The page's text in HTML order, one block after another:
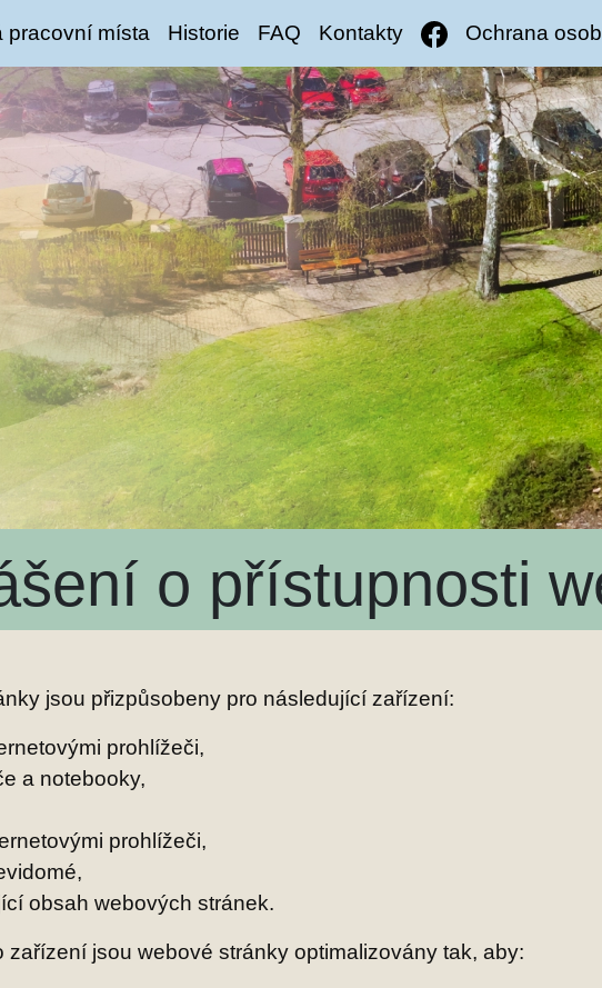
pracovní místa Historie FAQ Kontakty Ochrana
o přístupnosti
jsou přizpůsobeny pro následující zařízení:
prohlížeči,
a notebooky,
prohlížeči,
obsah webových stránek.
zařízení jsou webové stránky optimalizovány tak, aby: